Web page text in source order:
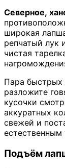
Северное,
широкая
репчатый лук
чистая
Пара быстрых
разложите
кусочки
аккуратных
свежей и
естественным
Подъём